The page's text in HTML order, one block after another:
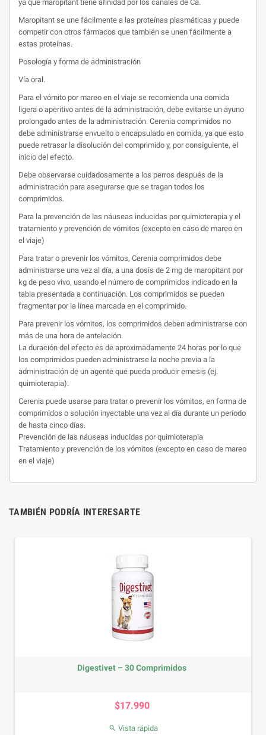
ya que maropitant tiene afinidad por los canales de Ca.
Maropitant se une fácilmente a las proteínas plasmáticas y puede
competir con otros fármacos que también se unen fácilmente a
estas proteínas.
Posología y forma de administración
Vía oral.
Para el vómito por mareo en el viaje se recomienda una comida
ligera o aperitivo antes de la administración, debe evitarse un ayuno
prolongado antes de la administración. Cerenia comprimidos no
debe administrarse envuelto o encapsulado en comida, ya que esto
puede retrasar la disolución del comprimido y, por consiguiente, el
inicio del efecto.
Debe observarse cuidadosamente a los perros después de la
administración para asegurarse que se tragan todos los
comprimidos.
Para la prevención de las náuseas inducidas por quimioterapia y el
tratamiento y prevención de vómitos (excepto en caso de mareo en
el viaje)
Para tratar o prevenir los vómitos, Cerenia comprimidos debe
administrarse una vez al día, a una dosis de 2 mg de maropitant por
kg de peso vivo, usando el número de comprimidos indicado en la
tabla presentada a continuación. Los comprimidos se pueden
fragmentar por la línea marcada en el comprimido.
Para prevenir los vómitos, los comprimidos deben administrarse con
más de una hora de antelación.
La duración del efecto es de aproximadamente 24 horas por lo que
los comprimidos pueden administrarse la noche previa a la
administración de un agente que pueda producir emesis (ej.
quimioterapia).
Cerenia puede usarse para tratar o prevenir los vómitos, en forma de
comprimidos o solución inyectable una vez al día durante un período
de hasta cinco días.
Prevención de las náuseas inducidas por quimioterapia
Tratamiento y prevención de los vómitos (excepto en caso de mareo
en el viaje)
TAMBIÉN PODRÍA INTERESARTE
Digestivet – 30 Comprimidos
$17.990
 Vista rápida